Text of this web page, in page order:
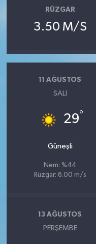
RÜZGAR
3.50 M/S
11 AĞUSTOS
SALI
29°
Güneşli
Nem: %44
Rüzgar: 6.00 m/s
13 AĞUSTOS
PERŞEMBE
HEDEF2020
OTOMOBİL
MİZAH
BÖLGEDEN